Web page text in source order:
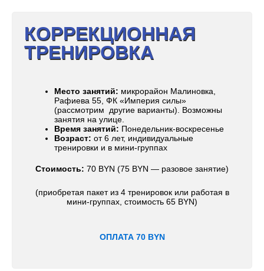
КОРРЕКЦИОННАЯ
ТРЕНИРОВКА
Место занятий: микрорайон Малиновка,
Рафиева 55, ФК «Империя силы»
(рассмотрим другие варианты). Возможны
занятия на улице.
Время занятий: Понедельник-воскресенье
Возраст: от 6 лет, индивидуальные
тренировки и в мини-группах
Стоимость: 70 BYN (75 BYN — разовое занятие)
(приобретая пакет из 4 тренировок или работая в
мини-группах, стоимость 65 BYN)
ОПЛАТА 70 BYN